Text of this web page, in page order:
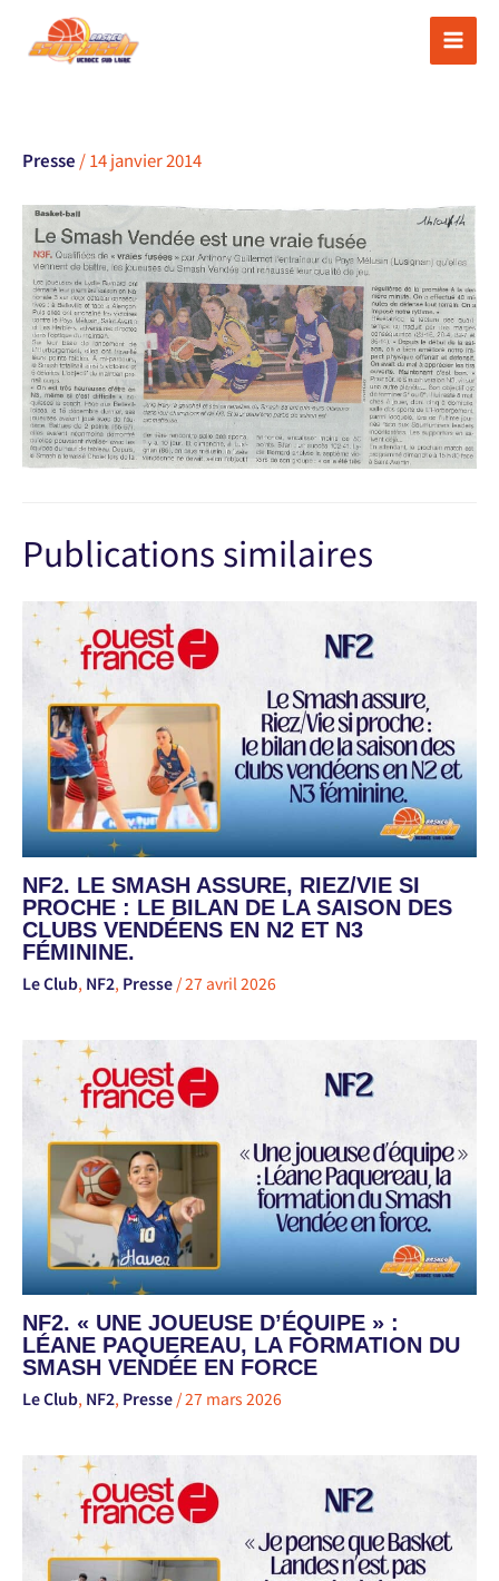
Presse /14 janvier 2014
Publications similaires
NF2. LE SMASH ASSURE, RIEZ/VIE SI
PROCHE : LE BILAN DE LA SAISON DES
CLUBS VENDÉENS EN N2 ET N3
FÉMININE.
Le Club, NF2, Presse /27 avril 2026
NF2. « UNE JOUEUSE D’ÉQUIPE » :
LÉANE PAQUEREAU, LA FORMATION DU
SMASH VENDÉE EN FORCE
Le Club, NF2, Presse /27 mars 2026